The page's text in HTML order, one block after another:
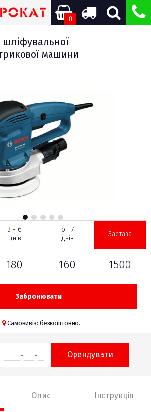
0
машини
3 - 6
днів
180
от 7
днів
160
Застава
1500
Забронювати
Самовивіз: безкоштовно.
Орендувати
Опис Інструкція